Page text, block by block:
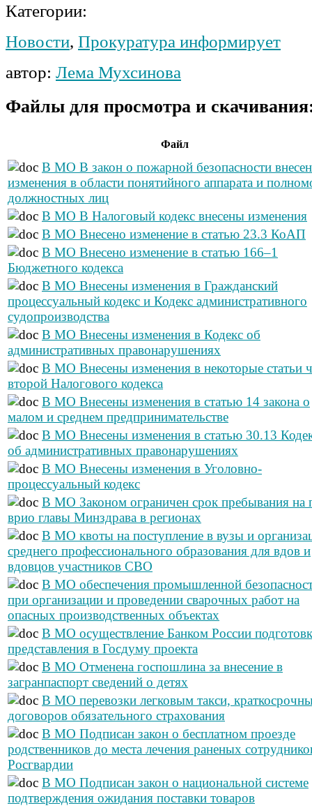
Категории:
Новости, Прокуратура информирует
автор: Лема Мухсинова
Файлы для просмотра и
Файл
В МО В закон о пожарной безопасности
изменения в области понятийного аппарата и
должностных лиц
В МО В Налоговый кодекс внесены изменения
В МО Внесено изменение в статью 23.3 КоАП
В МО Внесено изменение в статью 166–1
Бюджетного кодекса
В МО Внесены изменения в Гражданский
процессуальный кодекс и Кодекс административного
судопроизводства
В МО Внесены изменения в Кодекс об
административных правонарушениях
В МО Внесены изменения в некоторые статьи
второй Налогового кодекса
В МО Внесены изменения в статью 14 закона о
малом и среднем предпринимательстве
В МО Внесены изменения в статью 30.13
об административных правонарушениях
В МО Внесены изменения в Уголовно-
процессуальный кодекс
В МО Законом ограничен срок пребывания на
врио главы Минздрава в регионах
В МО квоты на поступление в вузы и
среднего профессионального образования для вдов и
вдовцов участников СВО
В МО обеспечения промышленной
при организации и проведении сварочных работ на
опасных производственных объектах
В МО осуществление Банком России
представления в Госдуму проекта
В МО Отменена госпошлина за внесение в
загранпаспорт сведений о детях
В МО перевозки легковым такси,
договоров обязательного страхования
В МО Подписан закон о бесплатном проезде
родственников до места лечения раненых
Росгвардии
В МО Подписан закон о национальной системе
подтверждения ожидания поставки товаров